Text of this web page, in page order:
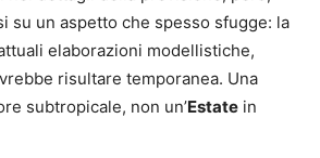
su un aspetto che spesso sfugge: la
elaborazioni modellistiche,
risultare temporanea. Una
subtropicale, non un’Estate in